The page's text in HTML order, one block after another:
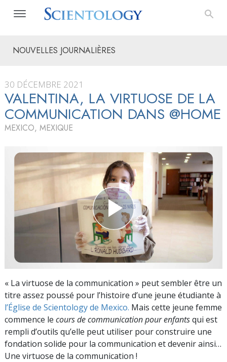
NOUVELLES JOURNALIÈRES
30 DÉCEMBRE 2021
VALENTINA, LA VIRTUOSE DE LA
COMMUNICATION DANS @HOME
MEXICO, MEXIQUE
« La virtuose de la communication » peut sembler être un
titre assez poussé pour l’histoire d’une jeune étudiante à
l’Église de Scientology de Mexico. Mais cette jeune femme
commence le cours de communication pour enfantsqui est
rempli d’outils qu’elle peut utiliser pour construire une
fondation solide pour la communication et devenir ainsi…
Une virtuose de la communication !